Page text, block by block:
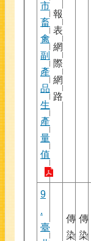
市
畜
禽
副
產
品
生
產
量
值
報
表
網
際
網
路
9
.
臺
傳
染
傳
染